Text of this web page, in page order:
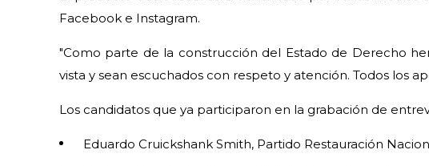
Facebook e Instagram.
"Como parte de la construcción del Estado de Derecho
vista y sean escuchados con respeto y atención. Todos los
Los candidatos que ya participaron en la grabación de
Eduardo Cruickshank Smith, Partido Restauración